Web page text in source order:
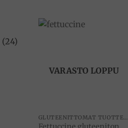
(24)
VARASTO LOPPU
GLUTEENITTOMAT TUOTTEET